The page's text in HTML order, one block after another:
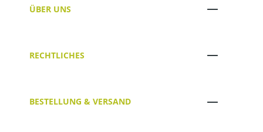
ÜBER UNS
RECHTLICHES
BESTELLUNG & VERSAND